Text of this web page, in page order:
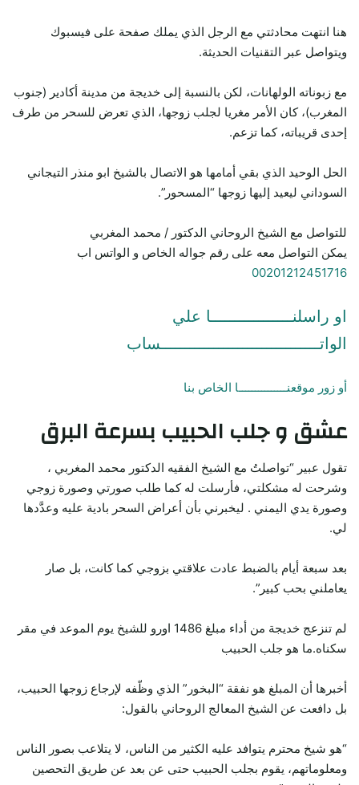
هنا انتهت محادثتي مع الرجل الذي يملك صفحة على فيسبوك
ويتواصل عبر التقنيات الحديثة.
مع زبوناته الولهانات، لكن بالنسبة إلى خديجة من مدينة أكادير (جنوب
المغرب)، كان الأمر مغريا لجلب زوجها، الذي تعرض للسحر من طرف
إحدى قريباته، كما تزعم.
الحل الوحيد الذي بقي أمامها هو الاتصال بالشيخ ابو منذر التيجاني
السوداني ليعيد إليها زوجها “المسحور”.
للتواصل مع الشيخ الروحاني الدكتور / محمد المغربي
يمكن التواصل معه على رقم جواله الخاص و الواتس اب
00201212451716
او راسلنـــــــــــــــــا علي
الواتـــــــــــــــــــــــــــــــــساب
أو زور موقعنـــــــــــــــا الخاص بنا
عشق و جلب الحبيب بسرعة البرق
تقول عبير “تواصلتُ مع الشيخ الفقيه الدكتور محمد المغربي ،
وشرحت له مشكلتي، فأرسلت له كما طلب صورتي وصورة زوجي
وصورة يدي اليمني . ليخبرني بأن أعراض السحر بادية عليه وعدَّدها
لي.
بعد سبعة أيام بالضبط عادت علاقتي بزوجي كما كانت، بل صار
يعاملني بحب كبير”.
لم تنزعج خديجة من أداء مبلغ 1486 اورو للشيخ يوم الموعد في مقر
سكناه.ما هو جلب الحبيب
أخبرها أن المبلغ هو نفقة “البخور” الذي وظّفه لإرجاع زوجها الحبيب،
بل دافعت عن الشيخ المعالج الروحاني بالقول:
“هو شيخ محترم يتوافد عليه الكثير من الناس، لا يتلاعب بصور الناس
ومعلوماتهم، يقوم بجلب الحبيب حتى عن بعد عن طريق التحصين